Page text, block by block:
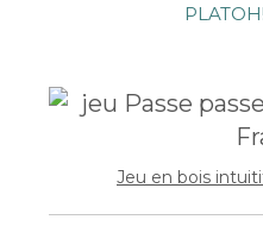
Jeu en bois